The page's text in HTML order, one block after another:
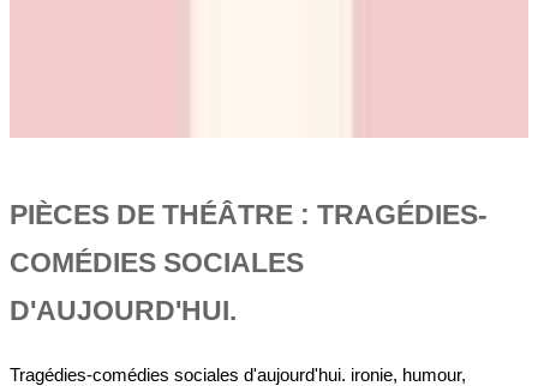
PIÈCES DE THÉÂTRE : TRAGÉDIES-
COMÉDIES SOCIALES
D'AUJOURD'HUI.
Tragédies-comédies sociales d'aujourd'hui. ironie, humour,